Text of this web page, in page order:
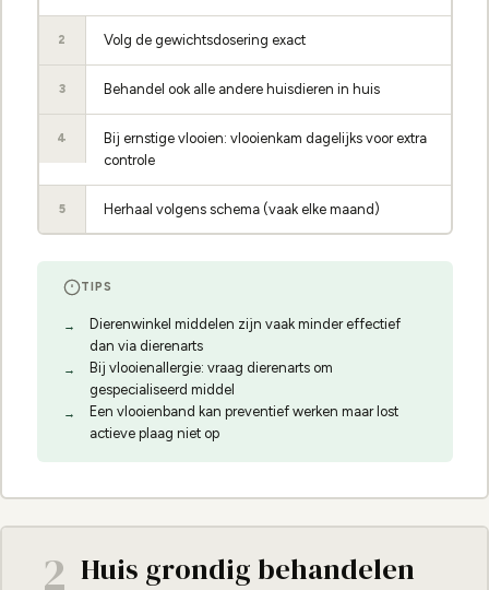
2 Volg de gewichtsdosering exact
3 Behandel ook alle andere huisdieren in huis
4
Bij ernstige vlooien: vlooienkam dagelijks voor extra
controle
5 Herhaal volgens schema (vaak elke maand)
TIPS
Dierenwinkel middelen zijn vaak minder effectief
dan via dierenarts
Bij vlooienallergie: vraag dierenarts om
gespecialiseerd middel
Een vlooienband kan preventief werken maar lost
actieve plaag niet op
2 Huis grondig behandelen